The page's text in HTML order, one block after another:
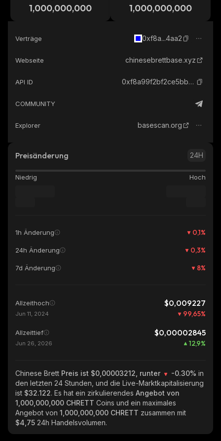
1,000,000,000 1,000,000,000
Verträge 0xf8a...4aa2
Webseite chinesebrettbase.xyz
API ID 0xf8a99f2bf2ce5bb6ce4aafcf070d8723bc904aa2_base
COMMUNITY
Explorer basescan.org
Preisänderung 24H
Niedrig Hoch
1h Änderung 0,1%
24h Änderung 0,3%
7d Änderung 8%
Allzeithoch $0,009227
Jun 11, 2024 99,65%
Allzeittief $0,00002845
Jun 26, 2026 12,9%
Chinese Brett Preis ist $0,00003212, runter -0.30% in
den letzten 24 Stunden, und die Live-Marktkapitalisierung
ist $32.122. Es hat ein zirkulierendes Angebot von
1,000,000,000 CHRETT Coins und ein maximales
Angebot von 1,000,000,000 CHRETT zusammen mit
$4,75 24h Handelsvolumen.